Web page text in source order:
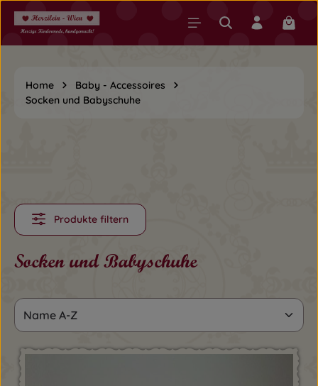
Zum Hauptinhalt springen
Home
Baby - Accessoires
Socken und Babyschuhe
Produkte filtern
Socken und Babyschuhe